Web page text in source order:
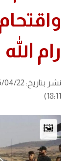
رام الله
18:11)
🖼️